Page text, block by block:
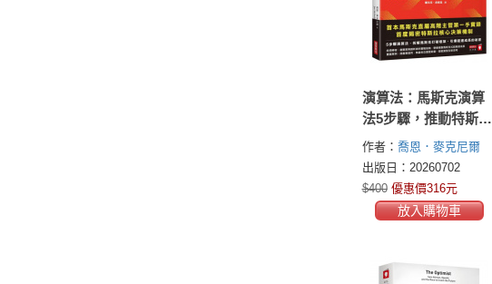
演算法：馬斯克演算
法5步驟，推動特斯拉
與SpaceX爆發式成長
的祕密
作者： 喬恩．麥克尼爾
(Jon McNeill)
出版日：20260702
$400 優惠價316元
放入購物車